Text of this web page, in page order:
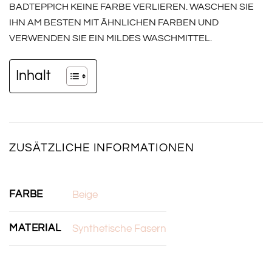
BADTEPPICH KEINE FARBE VERLIEREN. WASCHEN SIE
IHN AM BESTEN MIT ÄHNLICHEN FARBEN UND
VERWENDEN SIE EIN MILDES WASCHMITTEL.
Inhalt
ZUSÄTZLICHE INFORMATIONEN
FARBE Beige
MATERIAL Synthetische Fasern